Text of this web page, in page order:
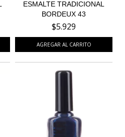
ESMALTE TRADICIONAL
BORDEUX 43
$5.929